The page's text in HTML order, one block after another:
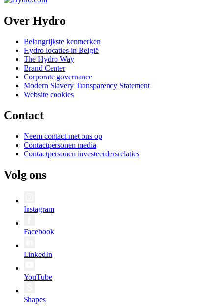
Over Hydro
Belangrijkste kenmerken
Hydro locaties in België
The Hydro Way
Brand Center
Corporate governance
Modern Slavery Transparency Statement
Website cookies
Contact
Neem contact met ons op
Contactpersonen media
Contactpersonen investeerdersrelaties
Volg ons
Instagram
Facebook
LinkedIn
YouTube
Shapes